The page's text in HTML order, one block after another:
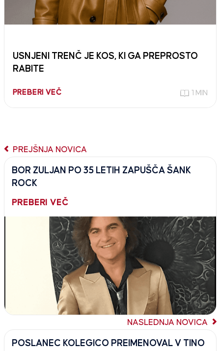
USNJENI TRENČ JE KOS, KI GA PREPROSTO
RABITE
PREBERI VEČ 1 MIN
PREJŠNJA NOVICA
BOR ZULJAN PO 35 LETIH ZAPUŠČA ŠANK
ROCK
PREBERI VEČ
NASLEDNJA NOVICA
POSLANEC KOLEGICO PREIMENOVAL V TINO